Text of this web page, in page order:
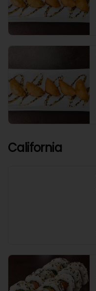
California